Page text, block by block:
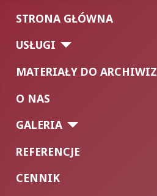
STRONA GŁÓWNA
USŁUGI
MATERIAŁY DO
O NAS
GALERIA
REFERENCJE
CENNIK